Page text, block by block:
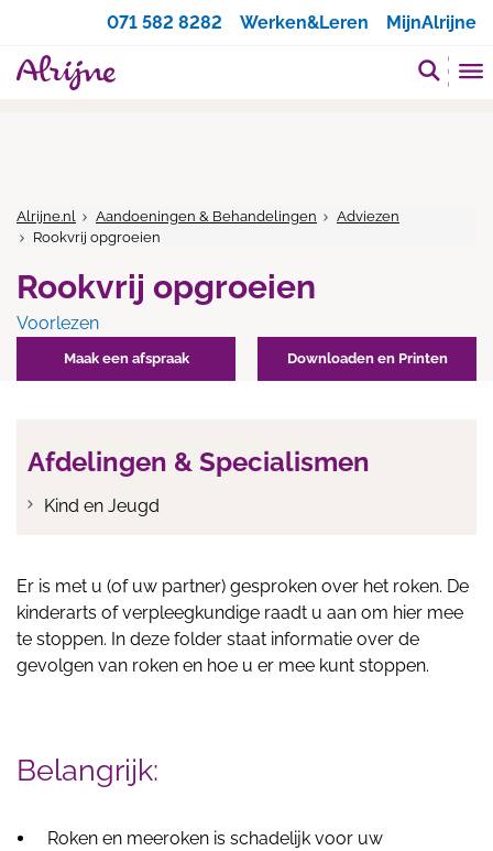
071 582 8282
Werken&Leren MijnAlrijne
Alrijne.nl Aandoeningen & Behandelingen
Adviezen
Rookvrij opgroeien
Rookvrij opgroeien
Voorlezen
Maak een afspraak Downloaden en Printen
Afdelingen & Specialismen
Kind en Jeugd
Er is met u (of uw partner) gesproken over het roken. De
kinderarts of verpleegkundige raadt u aan om hier mee
te stoppen. In deze folder staat informatie over de
gevolgen van roken en hoe u er mee kunt stoppen.
Belangrijk:
Roken en meeroken is schadelijk voor uw